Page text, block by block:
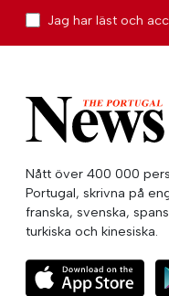
Jag har läst och
Nått över 400 000
Portugal, skrivna på
franska, svenska,
turkiska och kinesiska.